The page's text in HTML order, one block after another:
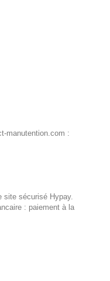
manutention.com :
site sécurisé Hypay.
: paiement à la